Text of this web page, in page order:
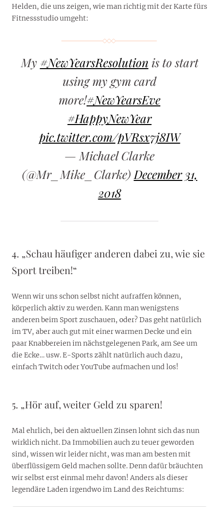
Helden, die uns zeigen, wie man richtig mit der Karte fürs
Fitnessstudio umgeht:
My #NewYearsResolution is to start
using my gym card
more!#NewYearsEve
#HappyNewYear
pic.twitter.com/pVRsx7j8IW
— Michael Clarke
(@Mr_Mike_Clarke) December 31,
2018
4. „Schau häufiger anderen dabei zu, wie sie
Sport treiben!“
Wenn wir uns schon selbst nicht aufraffen können,
körperlich aktiv zu werden. Kann man wenigstens
anderen beim Sport zuschauen, oder? Das geht natürlich
im TV, aber auch gut mit einer warmen Decke und ein
paar Knabbereien im nächstgelegenen Park, am See um
die Ecke… usw. E-Sports zählt natürlich auch dazu,
einfach Twitch oder YouTube aufmachen und los!
5. „Hör auf, weiter Geld zu sparen!
Mal ehrlich, bei den aktuellen Zinsen lohnt sich das nun
wirklich nicht. Da Immobilien auch zu teuer geworden
sind, wissen wir leider nicht, was man am besten mit
überflüssigem Geld machen sollte. Denn dafür bräuchten
wir selbst erst einmal mehr davon! Anders als dieser
legendäre Laden irgendwo im Land des Reichtums: